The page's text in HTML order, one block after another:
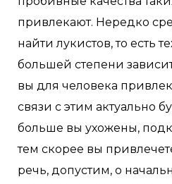
привлекают. Нередко
найти лукистов, то есть
большей степени
вы для человека
связи с этим актуально
больше вы ухожены,
тем скорее вы
речь, допустим, о